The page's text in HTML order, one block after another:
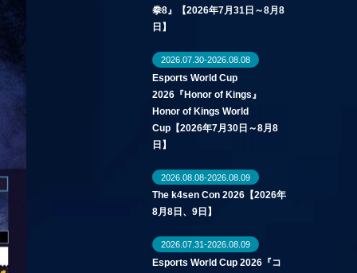
拳8』【2026年7月31日～8月8
日】
2026.07.30-2026.08.08
Esports World Cup
2026『Honor of Kings』
Honor of Kings World
Cup【2026年7月30日～8月8
日】
2026.08.08-2026.08.09
The k4sen Con 2026【2026年
8月8日、9日】
2026.07.31-2026.08.09
Esports World Cup 2026『コ